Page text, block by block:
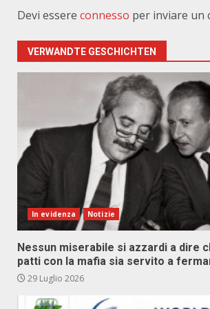
Devi essere connesso per inviare un
VERWANDTE GESCHICHTEN
In evidenza Notizie
Nessun miserabile si azzardi a dire
patti con la mafia sia servito a
29 Luglio 2026